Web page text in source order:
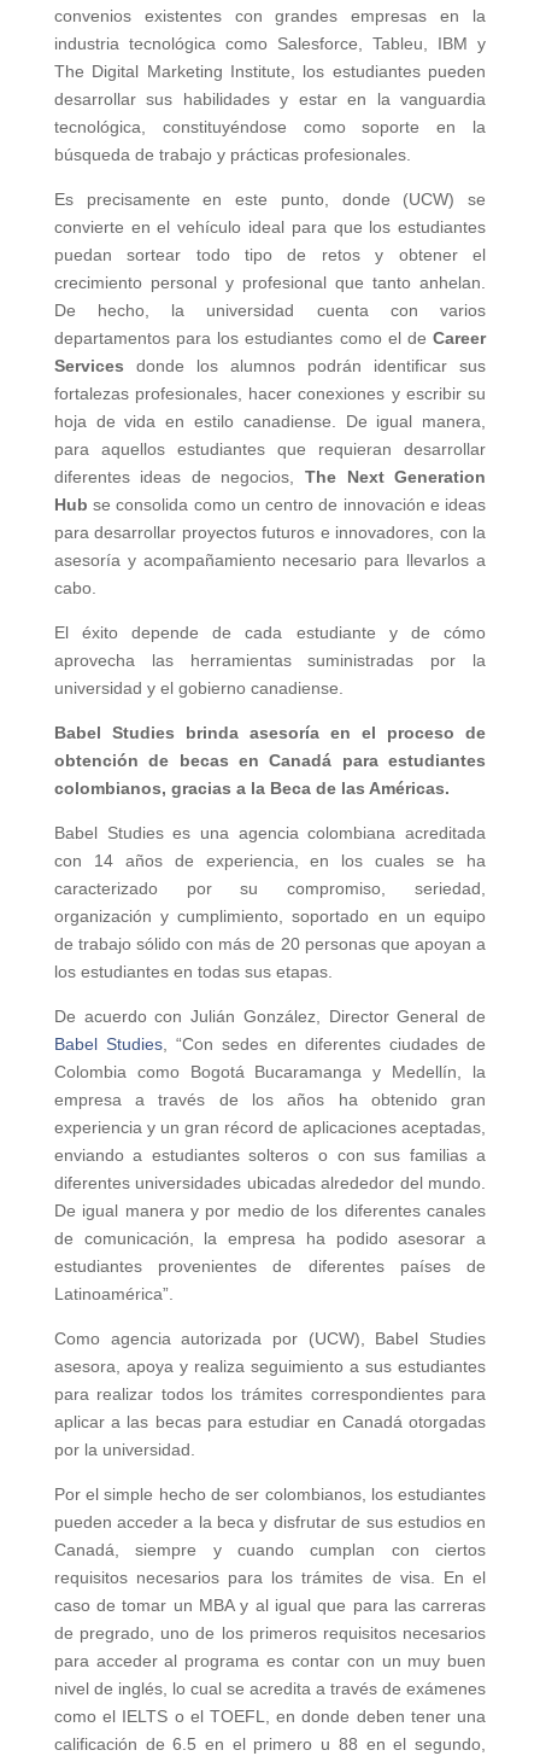
convenios existentes con grandes empresas en la
industria tecnológica como Salesforce, Tableu, IBM y
The Digital Marketing Institute, los estudiantes pueden
desarrollar sus habilidades y estar en la vanguardia
tecnológica, constituyéndose como soporte en la
búsqueda de trabajo y prácticas profesionales.
Es precisamente en este punto, donde (UCW) se
convierte en el vehículo ideal para que los estudiantes
puedan sortear todo tipo de retos y obtener el
crecimiento personal y profesional que tanto anhelan.
De hecho, la universidad cuenta con varios
departamentos para los estudiantes como el deCareer
Services donde los alumnos podrán identificar sus
fortalezas profesionales, hacer conexiones y escribir su
hoja de vida en estilo canadiense. De igual manera,
para aquellos estudiantes que requieran desarrollar
diferentes ideas de negocios,The Next Generation
Hub se consolida como un centro de innovación e ideas
para desarrollar proyectos futuros e innovadores, con la
asesoría y acompañamiento necesario para llevarlos a
cabo.
El éxito depende de cada estudiante y de cómo
aprovecha las herramientas suministradas por la
universidad y el gobierno canadiense.
Babel Studies brinda asesoría en el proceso de
obtención de becas en Canadá para estudiantes
colombianos, gracias a la Beca de las Américas.
Babel Studies es una agencia colombiana acreditada
con 14 años de experiencia, en los cuales se ha
caracterizado por su compromiso, seriedad,
organización y cumplimiento, soportado en un equipo
de trabajo sólido con más de 20 personas que apoyan a
los estudiantes en todas sus etapas.
De acuerdo con Julián González, Director General de
Babel Studies , “Con sedes en diferentes ciudades de
Colombia como Bogotá Bucaramanga y Medellín, la
empresa a través de los años ha obtenido gran
experiencia y un gran récord de aplicaciones aceptadas,
enviando a estudiantes solteros o con sus familias a
diferentes universidades ubicadas alrededor del mundo.
De igual manera y por medio de los diferentes canales
de comunicación, la empresa ha podido asesorar a
estudiantes provenientes de diferentes países de
Latinoamérica”.
Como agencia autorizada por (UCW), Babel Studies
asesora, apoya y realiza seguimiento a sus estudiantes
para realizar todos los trámites correspondientes para
aplicar a las becas para estudiar en Canadá otorgadas
por la universidad.
Por el simple hecho de ser colombianos, los estudiantes
pueden acceder a la beca y disfrutar de sus estudios en
Canadá, siempre y cuando cumplan con ciertos
requisitos necesarios para los trámites de visa. En el
caso de tomar un MBA y al igual que para las carreras
de pregrado, uno de los primeros requisitos necesarios
para acceder al programa es contar con un muy buen
nivel de inglés, lo cual se acredita a través de exámenes
como el IELTS o el TOEFL, en donde deben tener una
calificación de 6.5 en el primero u 88 en el segundo,